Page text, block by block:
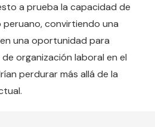
a prueba la capacidad de
convirtiendo una
una oportunidad para
organización laboral en el
perdurar más allá de la